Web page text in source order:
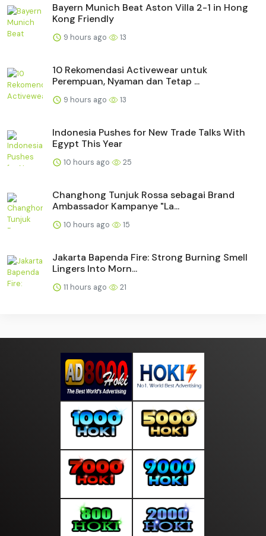
Bayern Munich Beat Aston Villa 2-1 in Hong
Kong Friendly
9 hours ago 13
10 Rekomendasi Activewear untuk
Perempuan, Nyaman dan Tetap ...
9 hours ago 13
Indonesia Pushes for New Trade Talks With
Egypt This Year
10 hours ago 25
Changhong Tunjuk Rossa sebagai Brand
Ambassador Kampanye "La...
10 hours ago 15
Jakarta Bapenda Fire: Strong Burning Smell
Lingers Into Morn...
11 hours ago 21